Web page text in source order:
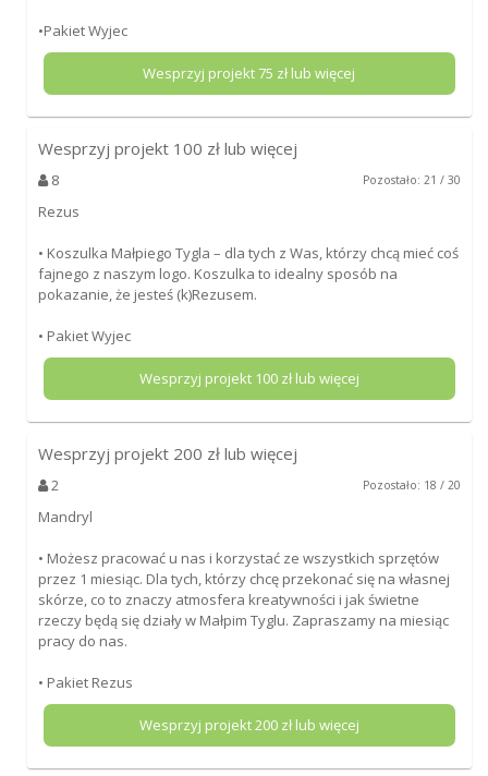
•Pakiet Wyjec
Wesprzyj projekt75 zł lub więcej
Wesprzyj projekt 100 zł lub więcej
8 Pozostało: 21 / 30
Rezus
• Koszulka Małpiego Tygla – dla tych z Was, którzy chcą mieć coś
fajnego z naszym logo. Koszulka to idealny sposób na
pokazanie, że jesteś (k)Rezusem.
• Pakiet Wyjec
Wesprzyj projekt 100zł lub więcej
Wesprzyj projekt 200 zł lub więcej
2 Pozostało: 18 / 20
Mandryl
• Możesz pracować u nas i korzystać ze wszystkich sprzętów
przez 1 miesiąc. Dla tych, którzy chcę przekonać się na własnej
skórze, co to znaczy atmosfera kreatywności i jak świetne
rzeczy będą się działy w Małpim Tyglu. Zapraszamy na miesiąc
pracy do nas.
• Pakiet Rezus
Wesprzyj projekt200zł lub więcej